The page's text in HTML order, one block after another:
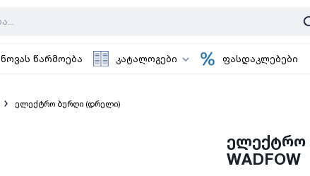
ნოვას წარმოება კატალოგები ფასდაკლებები
ელექტრო ბურღი (დრელი)
ელექტრო
WADFOW